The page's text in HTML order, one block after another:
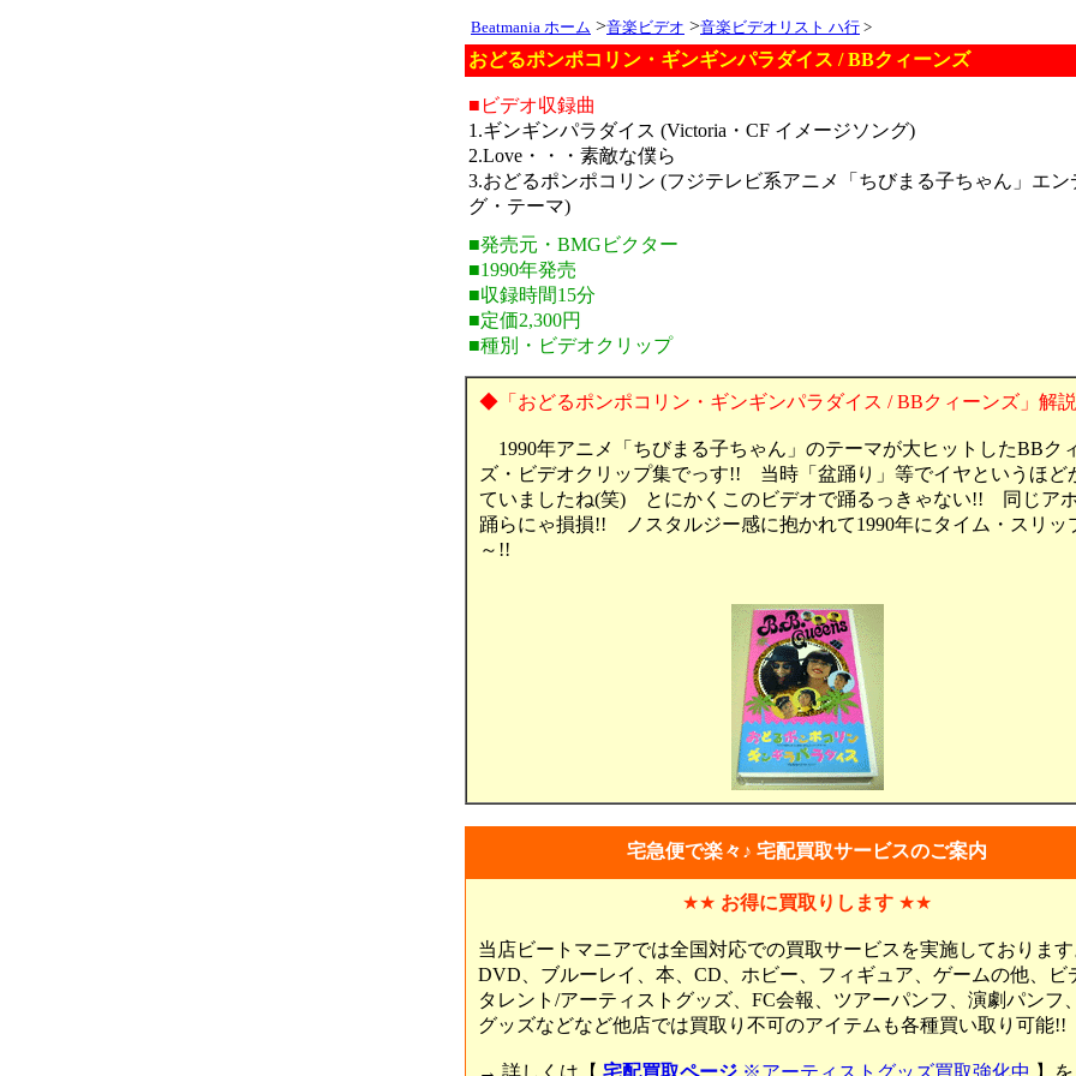
Beatmania ホーム >音楽ビデオ >音楽ビデオリスト ハ行 >
おどるポンポコリン・ギンギンパラダイス / BBクィーンズ
■ビデオ収録曲
1.ギンギンパラダイス (Victoria・CF イメージソング)
2.Love・・・素敵な僕ら
3.おどるポンポコリン (フジテレビ系アニメ「ちびまる子ちゃん」エン
グ・テーマ)
■発売元・BMGビクター
■1990年発売
■収録時間15分
■定価2,300円
■種別・ビデオクリップ
◆「おどるポンポコリン・ギンギンパラダイス / BBクィーンズ」解
1990年アニメ「ちびまる子ちゃん」のテーマが大ヒットしたBBク
ズ・ビデオクリップ集でっす!! 当時「盆踊り」等でイヤというほど
ていましたね(笑) とにかくこのビデオで踊るっきゃない!! 同じア
踊らにゃ損損!! ノスタルジー感に抱かれて1990年にタイム・スリッ
～!!
宅急便で楽々♪ 宅配買取サービスのご案内
★★ お得に買取りします ★★
当店ビートマニアでは全国対応での買取サービスを実施しております
DVD、ブルーレイ、本、CD、ホビー、フィギュア、ゲームの他、ビ
タレント/アーティストグッズ、FC会報、ツアーパンフ、演劇パンフ
グッズなどなど他店では買取り不可のアイテムも各種買い取り可能!!
→ 詳しくは【 宅配買取ページ ※アーティストグッズ買取強化中 】